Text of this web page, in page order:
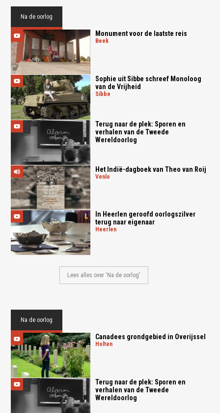
Na de oorlog
Monument voor de laatste reis
beek
Sophie uit Sibbe schreef Monoloog
van de Vrijheid
sibbe
Terug naar de plek: Sporen en
verhalen van de Tweede
Wereldoorlog
Het Indië-dagboek van Theo van Roij
venlo
In Heerlen geroofd oorlogszilver
terug naar eigenaar
heerlen
Lees alles over 'Na de oorlog'
Na de oorlog
Canadees grondgebied in Overijssel
holten
Terug naar de plek: Sporen en
verhalen van de Tweede
Wereldoorlog